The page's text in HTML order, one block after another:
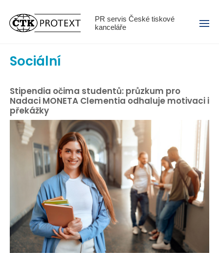
PR servis České tiskové
kanceláře
Menu
Sociální
Stipendia očima studentů: průzkum pro
Nadaci MONETA Clementia odhaluje motivaci i
překážky